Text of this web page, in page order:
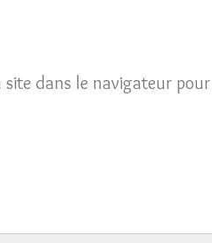
dans le navigateur